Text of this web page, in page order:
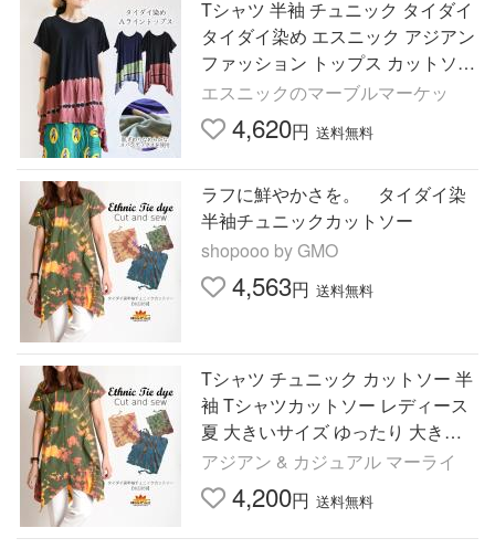
Tシャツ 半袖 チュニック タイダイ
タイダイ染め エスニック アジアン
ファッション トップス カットソー
柄 レディース 大人 カジュアル ゆ
ったり 個性的
エスニックのマーブルマーケッ
4,620円 送料無料
ラフに鮮やかさを。 タイダイ染
半袖チュニックカットソー
shopooo by GMO
4,563円 送料無料
Tシャツ チュニック カットソー 半
袖 Tシャツカットソー レディース
夏 大きいサイズ ゆったり 大きめ
チュニックTシャツ タイダイ タイ
ダイ染 個性的 フェス
アジアン & カジュアル マーライ
4,200円 送料無料